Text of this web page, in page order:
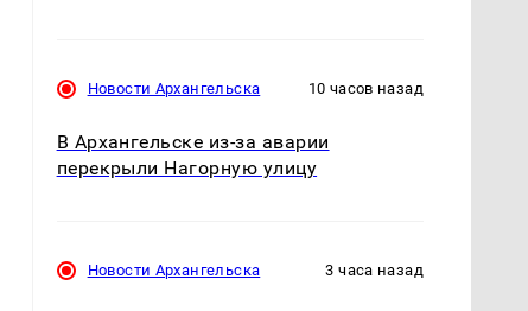
Новости Архангельска 10 часов назад
В Архангельске из-за аварии
перекрыли Нагорную улицу
Новости Архангельска 3 часа назад